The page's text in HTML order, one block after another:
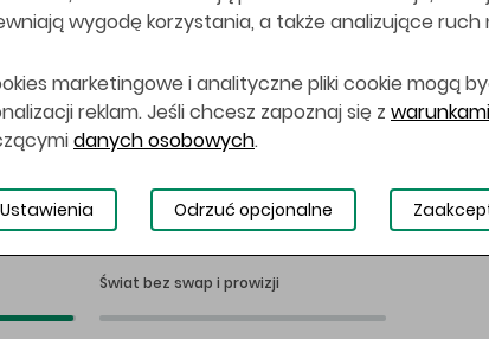
Świat bez swap i prowizji
wygodę korzystania, a także analizujące ruch
marketingowe i analityczne pliki cookie mogą
reklam. Jeśli chcesz zapoznaj się z
danych osobowych.
Ustawienia Odrzuć opcjonalne